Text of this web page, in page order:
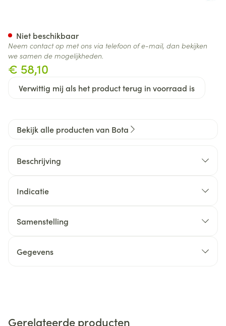
€ 58,10
Verwittig mij als het product terug in voorraad is
Niet beschikbaar
Neem contact op met ons via telefoon of e-mail, dan bekijken
we samen de mogelijkheden.
Bekijk alle producten van Bota
Beschrijving
Indicatie
Samenstelling
Gegevens
Gerelateerde producten